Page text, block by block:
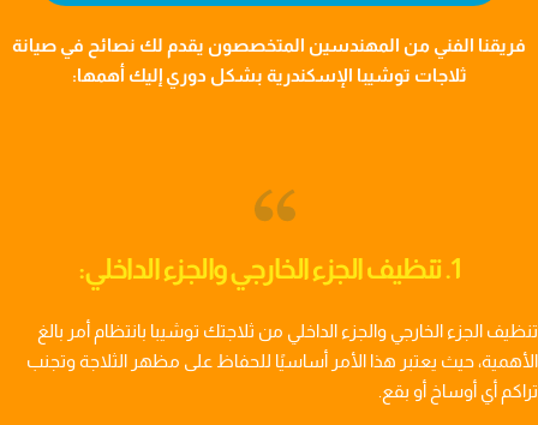
فريقنا الفني من المهندسين المتخصصون يقدم لك نصائح في صيانة
ثلاجات توشيبا الإسكندرية بشكل دوري إليك أهمها:
1. تنظيف الجزء الخارجي والجزء الداخلي:
تنظيف الجزء الخارجي والجزء الداخلي من ثلاجتك توشيبا بانتظام أمر بالغ
الأهمية، حيث يعتبر هذا الأمر أساسيًا للحفاظ على مظهر الثلاجة وتجنب
تراكم أي أوساخ أو بقع.